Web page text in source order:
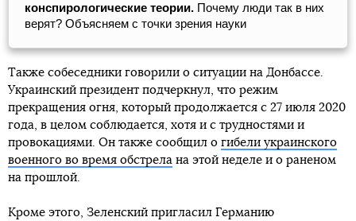
конспирологические теории. Почему люди так в них
верят? Объясняем с точки зрения науки
Также собеседники говорили о ситуации на Донбассе.
Украинский президент подчеркнул, что режим
прекращения огня, который продолжается с 27 июля 2020
года, в целом соблюдается, хотя и с трудностями и
провокациями. Он также сообщил о гибели украинского
военного во время обстрела на этой неделе и о раненом
на прошлой.
Кроме этого, Зеленский пригласил Германию